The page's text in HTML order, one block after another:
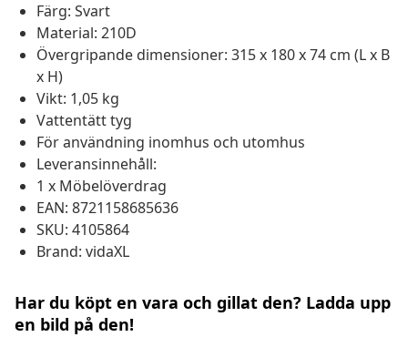
Färg: Svart
Material: 210D
Övergripande dimensioner: 315 x 180 x 74 cm (L x B
x H)
Vikt: 1,05 kg
Vattentätt tyg
För användning inomhus och utomhus
Leveransinnehåll:
1 x Möbelöverdrag
EAN: 8721158685636
SKU: 4105864
Brand: vidaXL
Har du köpt en vara och gillat den? Ladda upp
en bild på den!